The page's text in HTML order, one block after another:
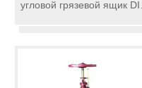
угловой грязевой ящик DIN